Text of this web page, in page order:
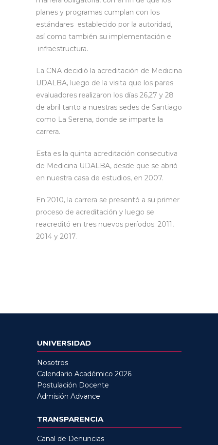
planes y programas cumplan con los
estándares establecido por la autoridad,
así como también su implementación e
infraestructura.
La CNA decidió la acreditación de Medicina
UDALBA, luego de la visita que los pares
evaluadores realizaron los días 26,27 y 28
de abril tanto a nuestras sedes de Santiago
como La Serena, donde se imparte la
carrera.
Esta es la quinta acreditación consecutiva
de Medicina UDALBA, desde que se abrió
en nuestra casa de estudios, en 2007.
En 2010, la carrera se presentó a su primer
proceso de acreditación y luego se
reacreditó en tres nuevos períodos: 2011,
2014 y 2017.
UNIVERSIDAD
Nosotros
Calendario Académico 2026
Postulación Docente
Admisión Advance
TRANSPARENCIA
Canal de Denuncias